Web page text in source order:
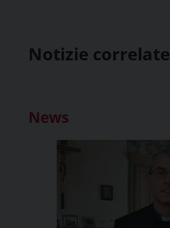
Notizie correlate
News